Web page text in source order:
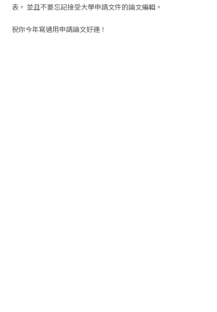
表。 並且不要忘記接受大學申請文件的論文編輯。
祝你今年寫通用申請論文好運！